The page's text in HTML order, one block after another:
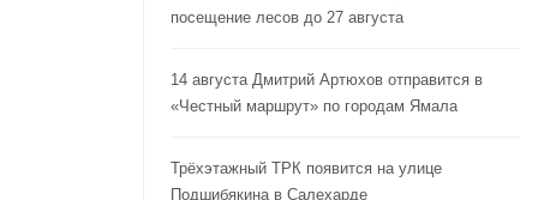
посещение лесов до 27 августа
14 августа Дмитрий Артюхов отправится в
«Честный маршрут» по городам Ямала
Трёхэтажный ТРК появится на улице
Подшибякина в Салехарде